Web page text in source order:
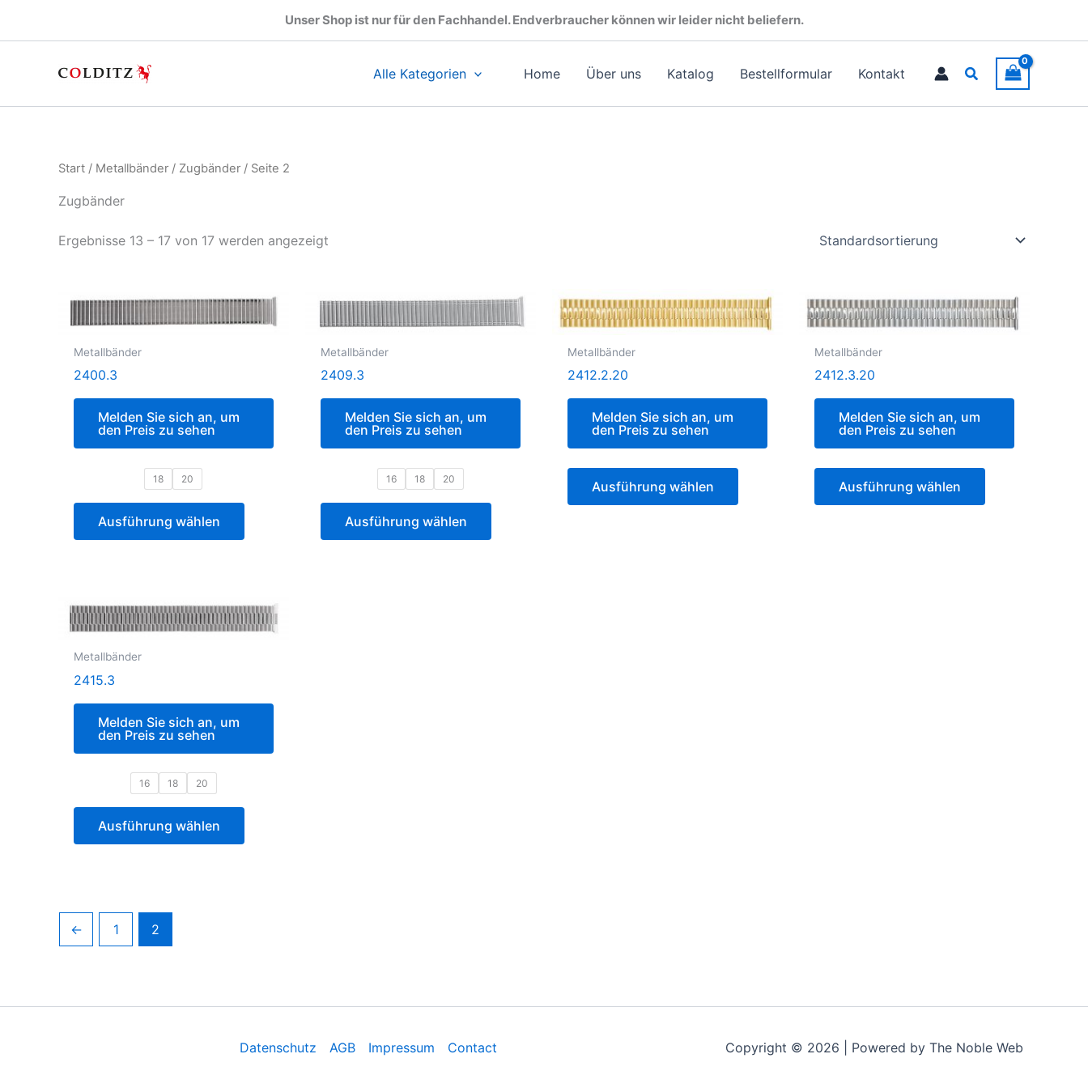
Unser Shop ist nur für den Fachhandel. Endverbraucher können wir leider nicht beliefern.
Alle Kategorien Home Über uns Katalog Bestellformular Kontakt Suchen
Start / Metallbänder / Zugbänder / Seite 2
Zugbänder
Ergebnisse 13 – 17 von 17 werden angezeigt
Metallbänder
2400.3
Melden Sie sich an, um
den Preis zu sehen
18 20
Ausführung wählen
Metallbänder
2409.3
Melden Sie sich an, um
den Preis zu sehen
16 18 20
Ausführung wählen
Metallbänder
2412.2.20
Melden Sie sich an, um
den Preis zu sehen
Ausführung wählen
Metallbänder
2412.3.20
Melden Sie sich an, um
den Preis zu sehen
Ausführung wählen
Metallbänder
2415.3
Melden Sie sich an, um
den Preis zu sehen
16 18 20
Ausführung wählen
← 1 2
Datenschutz AGB Impressum Contact Copyright © 2026 | Powered by The Noble Web